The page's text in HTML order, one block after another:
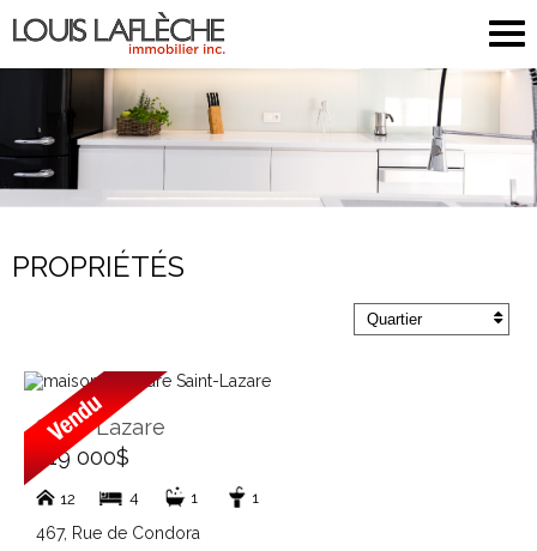
PROPRIÉTÉS
Quartier
Saint-Lazare
719 000$
12 4 1 1
467, Rue de Condora